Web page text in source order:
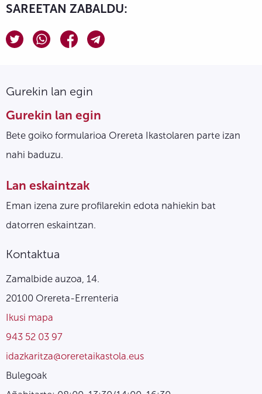
SAREETAN ZABALDU:
Gurekin lan egin
Gurekin lan egin
Bete goiko formularioa Orereta Ikastolaren parte izan
nahi baduzu.
Lan eskaintzak
Eman izena zure profilarekin edota nahiekin bat
datorren eskaintzan.
Kontaktua
Zamalbide auzoa, 14.
20100 Orereta-Errenteria
Ikusi mapa
943 52 03 97
idazkaritza@oreretaikastola.eus
Bulegoak